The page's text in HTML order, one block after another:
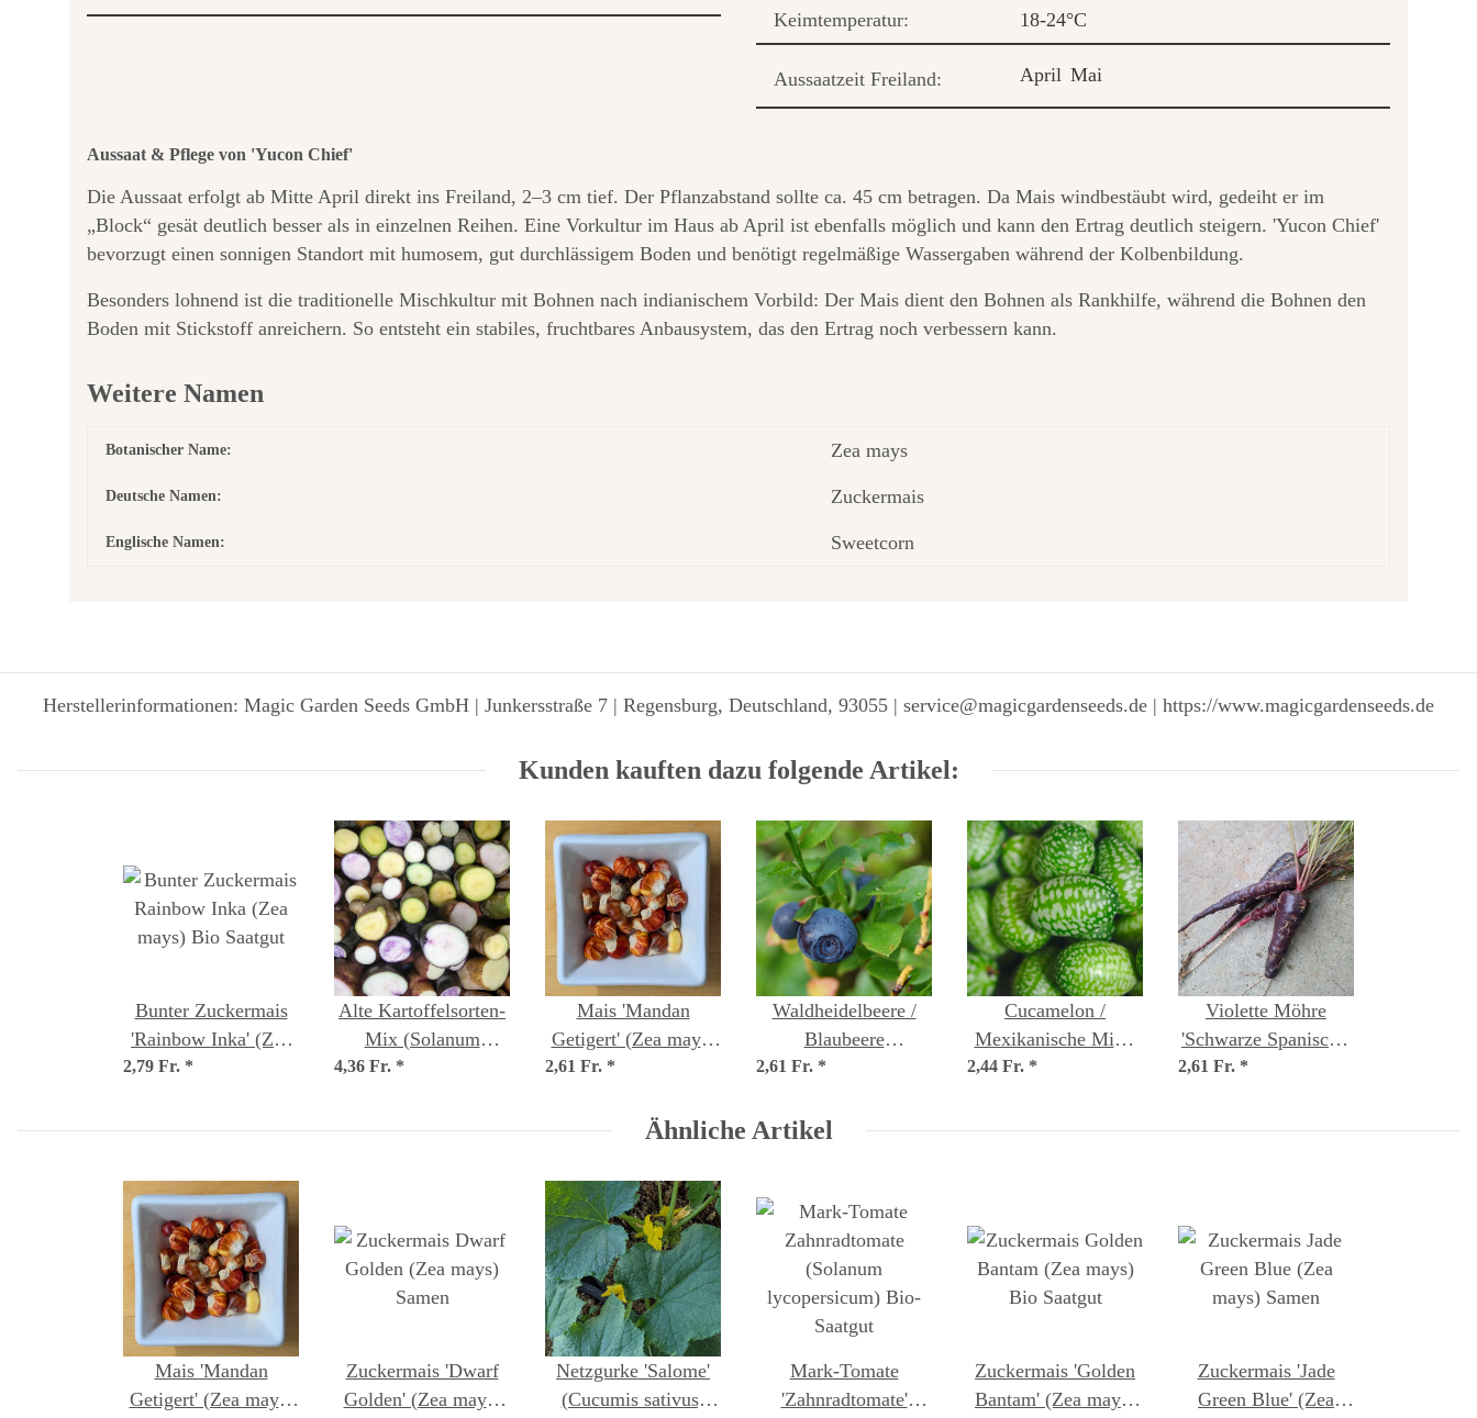
Keimtemperatur: 18-24°C
Aussaatzeit Freiland: April Mai
Aussaat & Pflege von 'Yucon Chief'
Die Aussaat erfolgt ab Mitte April direkt ins Freiland, 2–3 cm tief. Der Pflanzabstand sollte ca. 45 cm betragen. Da Mais windbestäubt wird, gedeiht er im
„Block“ gesät deutlich besser als in einzelnen Reihen. Eine Vorkultur im Haus ab April ist ebenfalls möglich und kann den Ertrag deutlich steigern. 'Yucon Chief'
bevorzugt einen sonnigen Standort mit humosem, gut durchlässigem Boden und benötigt regelmäßige Wassergaben während der Kolbenbildung.
Besonders lohnend ist die traditionelle Mischkultur mit Bohnen nach indianischem Vorbild: Der Mais dient den Bohnen als Rankhilfe, während die Bohnen den
Boden mit Stickstoff anreichern. So entsteht ein stabiles, fruchtbares Anbausystem, das den Ertrag noch verbessern kann.
Weitere Namen
Botanischer Name: Zea mays
Deutsche Namen: Zuckermais
Englische Namen: Sweetcorn
Herstellerinformationen: Magic Garden Seeds GmbH | Junkersstraße 7 | Regensburg, Deutschland, 93055 | service@magicgardenseeds.de | https://www.magicgardenseeds.de
Kunden kauften dazu folgende Artikel:
Bunter Zuckermais
'Rainbow Inka' (Zea
mays) Bio Saatgut
2,79 Fr. *
Alte Kartoffelsorten-
Mix (Solanum
tuberosum) Samen
4,36 Fr. *
Mais 'Mandan
Getigert' (Zea mays)
Samen
2,61 Fr. *
Waldheidelbeere /
Blaubeere
(Vaccinium myrtillus)
2,61 Fr. *
Cucamelon /
Mexikanische Mini-
Gurke (Melothria
2,44 Fr. *
Violette Möhre
'Schwarze Spanische'
(Daucus carota)
2,61 Fr. *
Ähnliche Artikel
Mais 'Mandan
Getigert' (Zea mays)
Zuckermais 'Dwarf
Golden' (Zea mays)
Netzgurke 'Salome'
(Cucumis sativus)
Mark-Tomate
'Zahnradtomate'
Zuckermais 'Golden
Bantam' (Zea mays)
Zuckermais 'Jade
Green Blue' (Zea